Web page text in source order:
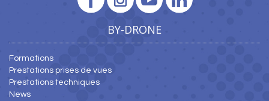
BY-DRONE
Formations
Prestations prises de vues
Prestations techniques
News